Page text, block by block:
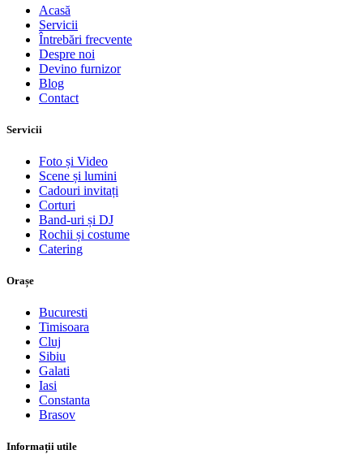
Acasă
Servicii
Întrebări frecvente
Despre noi
Devino furnizor
Blog
Contact
Servicii
Foto și Video
Scene și lumini
Cadouri invitați
Corturi
Band-uri și DJ
Rochii și costume
Catering
Orașe
Bucuresti
Timisoara
Cluj
Sibiu
Galati
Iasi
Constanta
Brasov
Informații utile